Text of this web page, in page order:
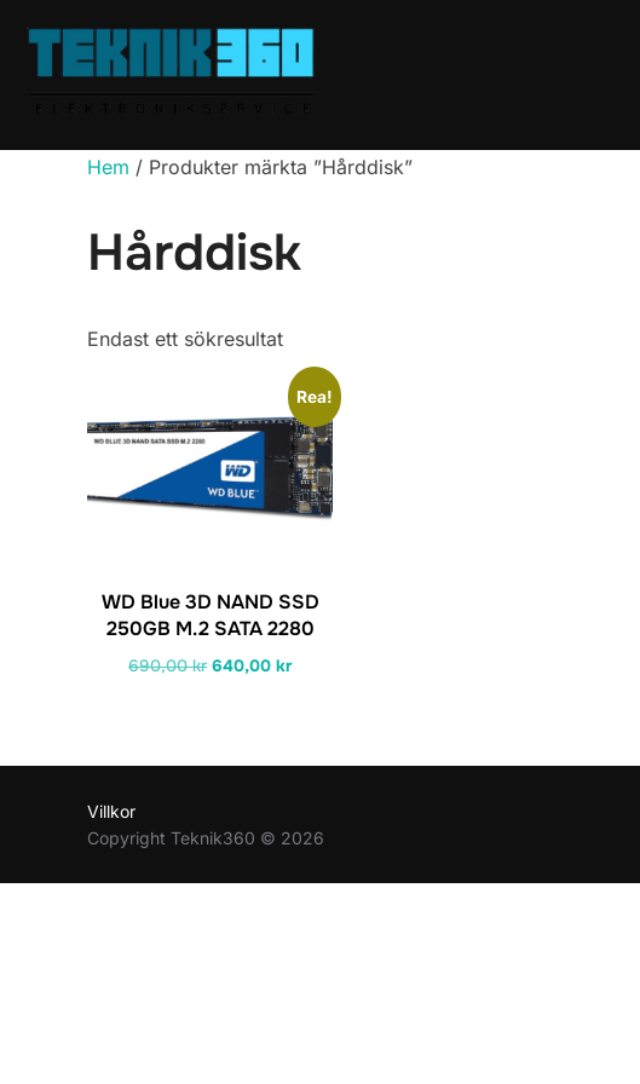
innehåll
Hem / Produkter märkta ”Hårddisk”
Hårddisk
Endast ett sökresultat
Rea!
WD Blue 3D NAND SSD
250GB M.2 SATA 2280
690,00kr Det
640,00krDet
Villkor
Copyright Teknik360 © 2026